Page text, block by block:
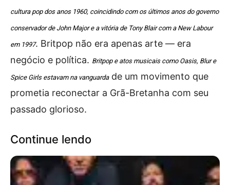
cultura pop dos anos 1960, coincidindo com os últimos anos do governo
conservador de John Major e a vitória de Tony Blair com a New Labour
em 1997. Britpop não era apenas arte — era
negócio e política. Britpop e atos musicais como Oasis, Blur e
Spice Girls estavam na vanguardade um movimento que
prometia reconectar a Grã-Bretanha com seu
passado glorioso.
Continue lendo